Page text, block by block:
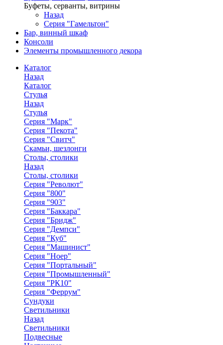
Буфеты, серванты, витрины
Назад
Серия "Гамельтон"
Бар, винный шкаф
Консоли
Элементы промышленного декора
Каталог
Назад
Каталог
Стулья
Назад
Стулья
Серия "Марк"
Серия "Пекота"
Серия "Свитч"
Скамьи, шезлонги
Столы, столики
Назад
Столы, столики
Серия "Револют"
Серия "800"
Серия "903"
Серия "Баккара"
Серия "Бридж"
Серия "Демпси"
Серия "Куб"
Серия "Машинист"
Серия "Ноер"
Серия "Портальный"
Серия "Промышленный"
Серия "РК10"
Серия "Феррум"
Сундуки
Светильники
Назад
Светильники
Подвесные